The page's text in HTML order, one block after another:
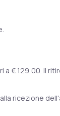
a € 129,00. Il
ricezione